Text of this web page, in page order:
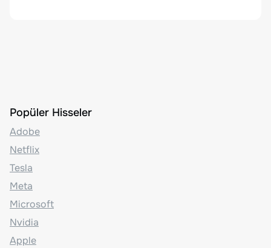
Popüler Hisseler
Adobe
Netflix
Tesla
Meta
Microsoft
Nvidia
Apple